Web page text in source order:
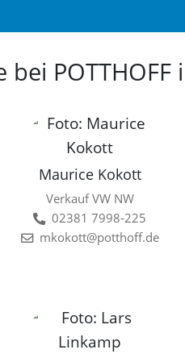
POTTHOFF
Maurice Kokott
Verkauf VW NW
02381 7998-225
mkokott@potthoff.de